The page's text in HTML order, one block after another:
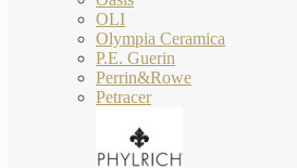
OLI
Olympia Ceramica
P.E. Guerin
Perrin&Rowe
Petracer